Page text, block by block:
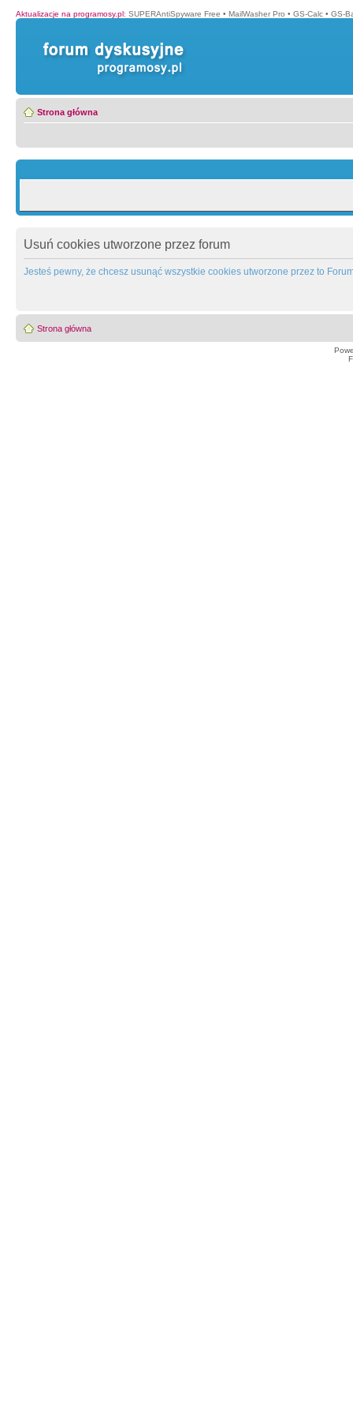
Aktualizacje na programosy.pl: SUPERAntiSpyware Free • MailWasher Pro • GS-Calc • GS-
Strona główna
Usuń cookies utworzone przez forum
Jesteś pewny, że chcesz usunąć wszystkie cookies utworzone przez to
Strona główna